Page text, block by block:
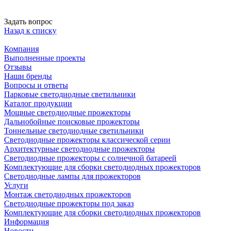
Задать вопрос
Назад к списку
Компания
Выполненные проекты
Отзывы
Наши бренды
Вопросы и ответы
Парковые светодиодные светильники
Каталог продукции
Мощные светодиодные прожекторы
Дальнобойные поисковые прожекторы
Тоннельные светодиодные светильники
Светодиодные прожекторы классической серии
Архитектурные светодиодные прожекторы
Светодиодные прожекторы с солнечной батареей
Комплектующие для сборки светодиодных прожекторов
Светодиодные лампы для прожекторов
Услуги
Монтаж светодиодных прожекторов
Светодиодные прожекторы под заказ
Комплектующие для сборки светодиодных прожекторов
Информация